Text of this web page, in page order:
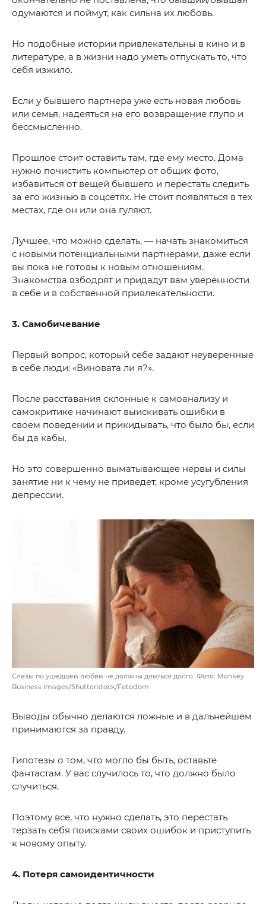
одумаются и поймут, как сильна их любовь.
Но подобные истории привлекательны в кино и в
литературе, а в жизни надо уметь отпускать то, что
себя изжило.
Если у бывшего партнера уже есть новая любовь
или семья, надеяться на его возвращение глупо и
бессмысленно.
Прошлое стоит оставить там, где ему место. Дома
нужно почистить компьютер от общих фото,
избавиться от вещей бывшего и перестать следить
за его жизнью в соцсетях. Не стоит появляться в тех
местах, где он или она гуляют.
Лучшее, что можно сделать, — начать знакомиться
с новыми потенциальными партнерами, даже если
вы пока не готовы к новым отношениям.
Знакомства взбодрят и придадут вам уверенности
в себе и в собственной привлекательности.
3. Самобичевание
Первый вопрос, который себе задают неуверенные
в себе люди: «Виновата ли я?».
После расставания склонные к самоанализу и
самокритике начинают выискивать ошибки в
своем поведении и прикидывать, что было бы, если
бы да кабы.
Но это совершенно выматывающее нервы и силы
занятие ни к чему не приведет, кроме усугубления
депрессии.
Слезы по ушедшей любви не должны длиться долго. Фото: Monkey
Business Images/Shutterstock/Fotodom
Выводы обычно делаются ложные и в дальнейшем
принимаются за правду.
Гипотезы о том, что могло бы быть, оставьте
фантастам. У вас случилось то, что должно было
случиться.
Поэтому все, что нужно сделать, это перестать
терзать себя поисками своих ошибок и приступить
к новому опыту.
4. Потеря самоидентичности